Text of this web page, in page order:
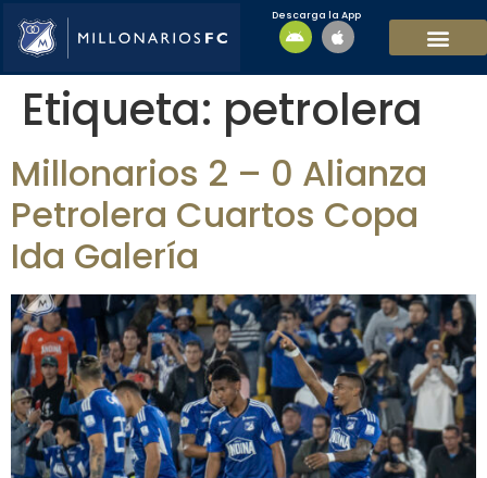
Descarga la App
Etiqueta: petrolera
Millonarios 2 – 0 Alianza
Petrolera Cuartos Copa
Ida Galería